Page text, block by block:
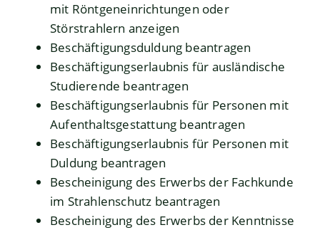
mit Röntgeneinrichtungen oder
Störstrahlern anzeigen
Beschäftigungsduldung beantragen
Beschäftigungserlaubnis für ausländische
Studierende beantragen
Beschäftigungserlaubnis für Personen mit
Aufenthaltsgestattung beantragen
Beschäftigungserlaubnis für Personen mit
Duldung beantragen
Bescheinigung des Erwerbs der Fachkunde
im Strahlenschutz beantragen
Bescheinigung des Erwerbs der Kenntnisse